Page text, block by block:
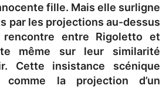
fille. Mais elle surligne
par les projections au-dessus
entre Rigoletto et
même sur leur similarité
Cette insistance scénique
comme la projection d’un